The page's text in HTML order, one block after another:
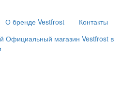
О бренде Vestfrost Контакты